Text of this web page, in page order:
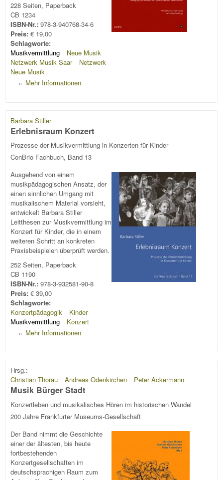
228 Seiten, Paperback
CB 1234
ISBN-Nr.: 978-3-940768-34-6
Preis: € 19,00
Schlagworte:
Musikvermittlung
Neue Musik
Netzwerk Musik Saar
Netzwerk
Neue Musik
Mehr Informationen
Barbara Stiller
Erlebnisraum Konzert
Prozesse der Musikvermittlung in Konzerten für Kinder
ConBrio Fachbuch, Band 13
Ausgehend von einem
musikpädagogischen Ansatz, der
einen sinnlichen Umgang mit
musikalischem Material vorsieht,
entwickelt Barbara Stiller
Leitthesen zur Musikvermittlung im
Konzert für Kinder, die in einem
weiteren Schritt an konkreten
Praxisbeispielen überprüft werden.
252 Seiten, Paperback
CB 1190
ISBN-Nr.: 978-3-932581-90-8
Preis: € 39,00
Schlagworte:
Konzertpädagogik
Kinder
Musikvermittlung
Konzert
Mehr Informationen
Hrsg.:
Christian Thorau
Andreas Odenkirchen Peter Ackermann
Musik Bürger Stadt
Konzertleben und musikalisches Hören im historischen Wandel
200 Jahre Frankfurter Museums-Gesellschaft
Der Band nimmt die Geschichte
einer der ältesten, bis heute
fortbestehenden
Konzertgesellschaften im
deutschsprachigen Raum zum